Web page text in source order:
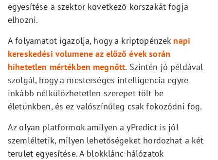
egyesítése a szektor következő korszakát fogja
elhozni.
A folyamatot igazolja, hogy a kriptopénzek napi
kereskedési volumene az előző évek során
hihetetlen mértékben megnőtt. Szintén jó példával
szolgál, hogy a mesterséges intelligencia egyre
inkább nélkülözhetetlen szerepet tölt be
életünkben, és ez valószínűleg csak fokozódni fog.
Az olyan platformok amilyen a yPredict is jól
szemléltetik, milyen lehetőségeket hordozhat a két
terület egyesítése. A blokklánc-hálózatok